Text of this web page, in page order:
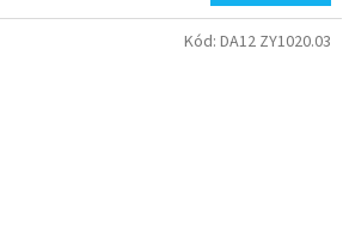
Kód: DA12 ZY1020.03